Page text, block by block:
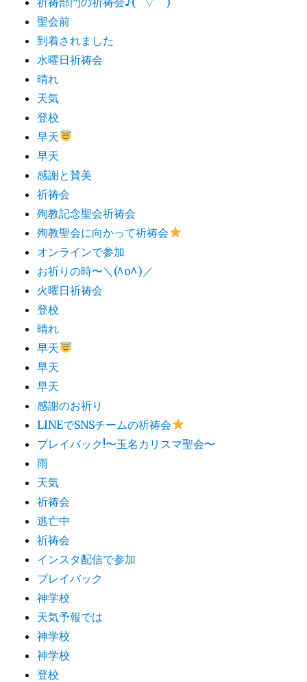
聖会前
到着されました
水曜日祈祷会
晴れ
天気
登校
早天
早天
感謝と賛美
祈祷会
殉教記念聖会祈祷会
殉教聖会に向かって祈祷会
オンラインで参加
お祈りの時〜＼(^o^)／
火曜日祈祷会
登校
晴れ
早天
早天
早天
感謝のお祈り
LINEでSNSチームの祈祷会​
プレイバック!〜玉名カリスマ聖会〜
雨
天気
祈祷会
逃亡中
祈祷会
インスタ配信で参加
プレイバック
神学校
天気予報では
神学校
神学校
登校